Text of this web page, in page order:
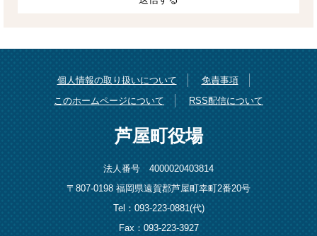
個人情報の取り扱いについて
免責事項
このホームページについて
RSS配信について
芦屋町役場
法人番号 4000020403814
〒807-0198 福岡県遠賀郡芦屋町幸町2番20号
Tel：093-223-0881(代)
Fax：093-223-3927